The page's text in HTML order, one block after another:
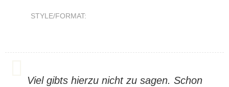
STYLE/FORMAT:
Viel gibts hierzu nicht zu sagen. Schon